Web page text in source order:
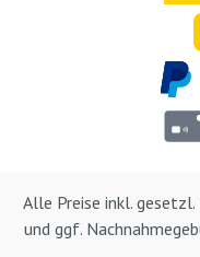
Alle Preise inkl.
und ggf.